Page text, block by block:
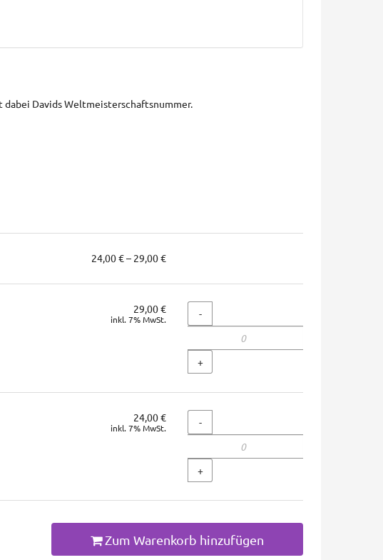
dabei Davids Weltmeisterschaftsnummer.
von
bis
24,00 € – 29,00 €
29,00 €
inkl. 7% MwSt. Menge
-
+
24,00 €
inkl. 7% MwSt. Menge
-
+
Zum Warenkorb hinzufügen